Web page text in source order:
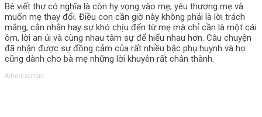
Bé viết thư có nghĩa là còn hy vọng vào mẹ, yêu thương mẹ và
muốn mẹ thay đổi. Điều con cần giờ này không phải là lời trách
mắng, cằn nhằn hay sự khó chịu đến từ mẹ mà chỉ cần là một cái
ôm, lời an ủi và cùng nhau tâm sự để hiểu nhau hơn. Câu chuyện
đã nhận được sự đồng cảm của rất nhiều bậc phụ huynh và họ
cũng dành cho bà mẹ những lời khuyên rất chân thành.
Advertisement